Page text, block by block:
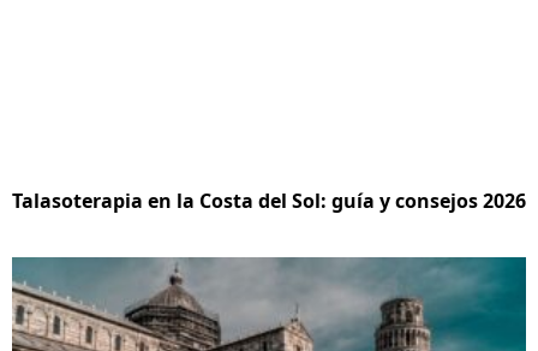
Talasoterapia en la Costa del Sol: guía y consejos 2026